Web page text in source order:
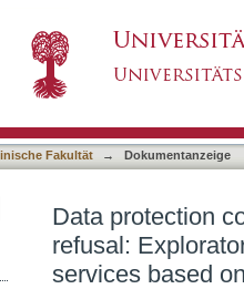
telemedicine
Fakultät → Dokumentanzeige
Data protection
refusal:
services based